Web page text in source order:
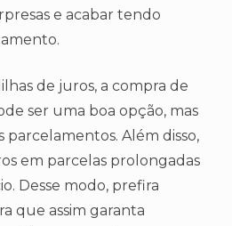
e acabar tendo
de juros, a compra de
ser uma boa opção, mas
parcelamentos. Além disso,
em parcelas prolongadas
Desse modo, prefira
que assim garanta